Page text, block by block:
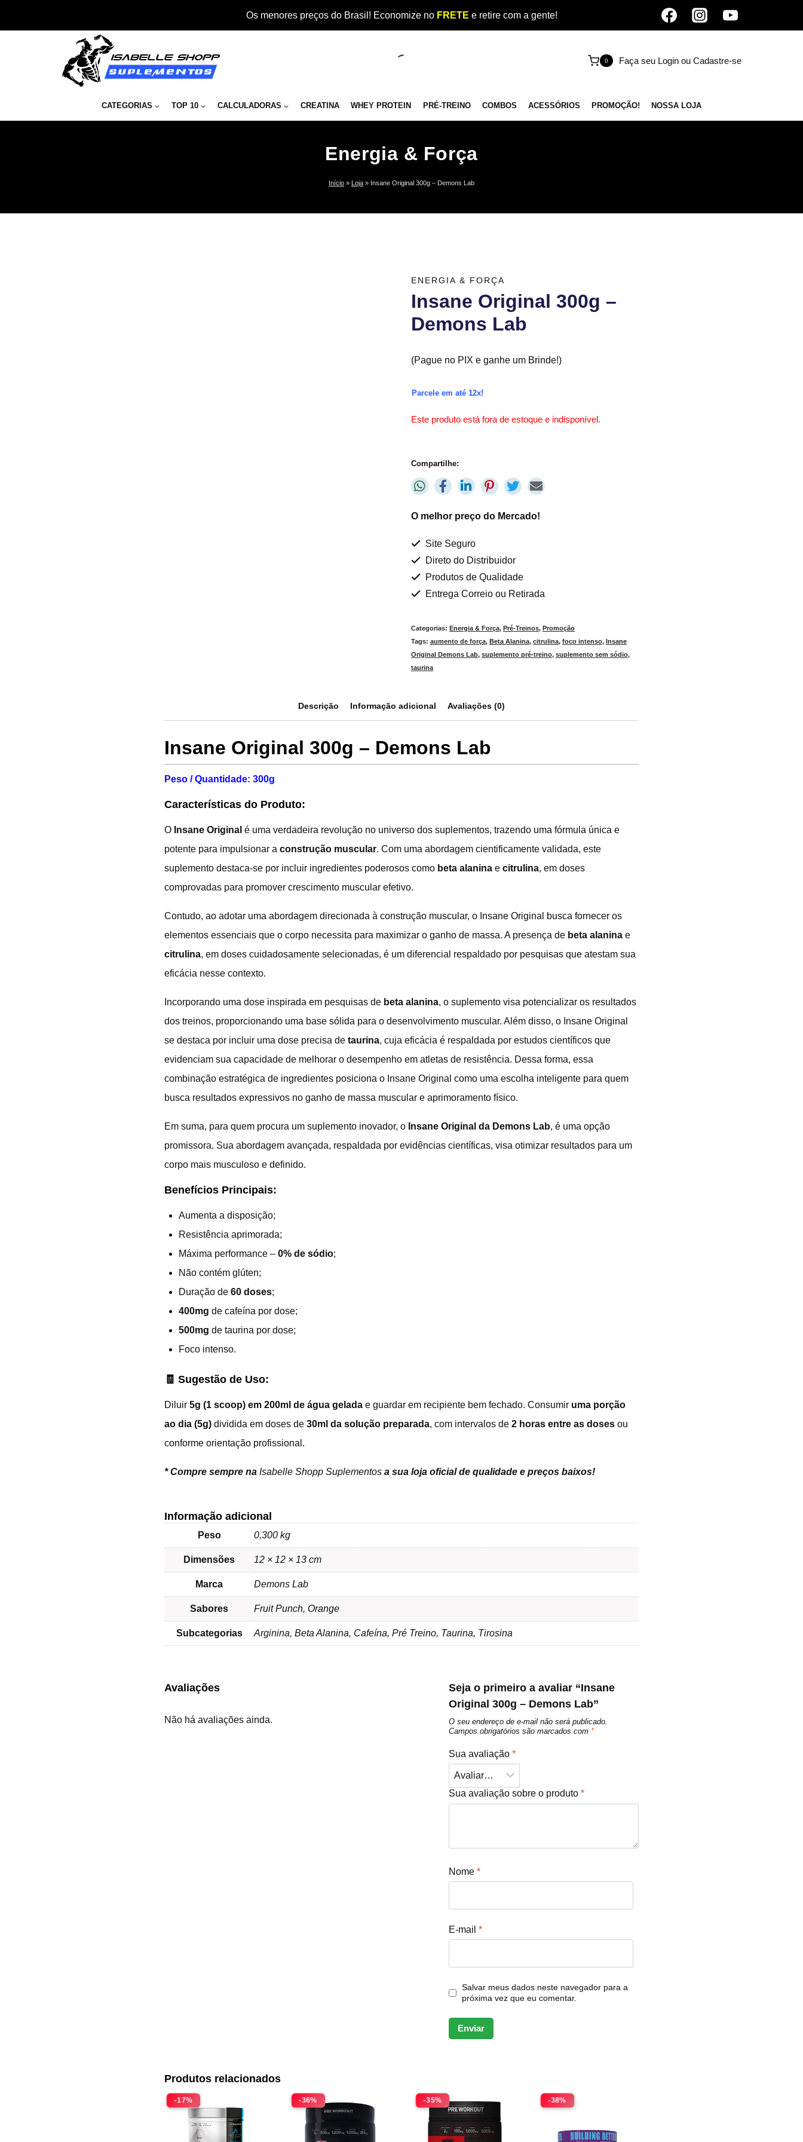
Os menores preços do Brasil! Economize no FRETE e retire com a gente!
0 Faça seu Login ou Cadastre-se
CATEGORIAS TOP 10 CALCULADORAS CREATINA WHEY PROTEIN PRÉ-TREINO COMBOS ACESSÓRIOS PROMOÇÃO! NOSSA LOJA
Energia & Força
Início » Loja » Insane Original 300g – Demons Lab
ENERGIA & FORÇA
Insane Original 300g –
Demons Lab
(Pague no PIX e ganhe um Brinde!)
Parcele em até 12x!
Este produto está fora de estoque e indisponível.
Compartilhe:
O melhor preço do Mercado!
Site Seguro
Direto do Distribuidor
Produtos de Qualidade
Entrega Correio ou Retirada
Categorias: Energia & Força, Pré-Treinos, Promoção
Tags: aumento de força, Beta Alanina, citrulina, foco intenso, Insane
Original Demons Lab, suplemento pré-treino, suplemento sem sódio,
taurina
Descrição Informação adicional Avaliações (0)
Insane Original 300g – Demons Lab
Peso / Quantidade: 300g
Características do Produto:
O Insane Original é uma verdadeira revolução no universo dos suplementos, trazendo uma fórmula única e
potente para impulsionar a construção muscular. Com uma abordagem cientificamente validada, este
suplemento destaca-se por incluir ingredientes poderosos como beta alanina e citrulina, em doses
comprovadas para promover crescimento muscular efetivo.
Contudo, ao adotar uma abordagem direcionada à construção muscular, o Insane Original busca fornecer os
elementos essenciais que o corpo necessita para maximizar o ganho de massa. A presença de beta alanina e
citrulina, em doses cuidadosamente selecionadas, é um diferencial respaldado por pesquisas que atestam sua
eficácia nesse contexto.
Incorporando uma dose inspirada em pesquisas de beta alanina, o suplemento visa potencializar os resultados
dos treinos, proporcionando uma base sólida para o desenvolvimento muscular. Além disso, o Insane Original
se destaca por incluir uma dose precisa de taurina, cuja eficácia é respaldada por estudos científicos que
evidenciam sua capacidade de melhorar o desempenho em atletas de resistência. Dessa forma, essa
combinação estratégica de ingredientes posiciona o Insane Original como uma escolha inteligente para quem
busca resultados expressivos no ganho de massa muscular e aprimoramento físico.
Em suma, para quem procura um suplemento inovador, o Insane Original da Demons Lab, é uma opção
promissora. Sua abordagem avançada, respaldada por evidências científicas, visa otimizar resultados para um
corpo mais musculoso e definido.
Benefícios Principais:
Aumenta a disposição;
Resistência aprimorada;
Máxima performance – 0% de sódio;
Não contém glúten;
Duração de 60 doses;
400mg de cafeína por dose;
500mg de taurina por dose;
Foco intenso.
🧾 Sugestão de Uso:
Diluir 5g (1 scoop) em 200ml de água gelada e guardar em recipiente bem fechado. Consumir uma porção
ao dia (5g) dividida em doses de 30ml da solução preparada, com intervalos de 2 horas entre as doses ou
conforme orientação profissional.
*Compre sempre na Isabelle Shopp Suplementos a sua loja oficial de qualidade e preços baixos!
Informação adicional
Peso 0,300 kg
Dimensões 12 × 12 × 13 cm
Marca Demons Lab
Sabores Fruit Punch, Orange
Subcategorias Arginina, Beta Alanina, Cafeína, Pré Treino, Taurina, Tirosina
Avaliações
Não há avaliações ainda.
Seja o primeiro a avaliar “Insane
Original 300g – Demons Lab”
O seu endereço de e-mail não será publicado.
Campos obrigatórios são marcados com *
Sua avaliação*
Sua avaliação sobre o produto*
Nome*
E-mail*
Salvar meus dados neste navegador para a
próxima vez que eu comentar.
Produtos relacionados
-17% -36% -35% -38%